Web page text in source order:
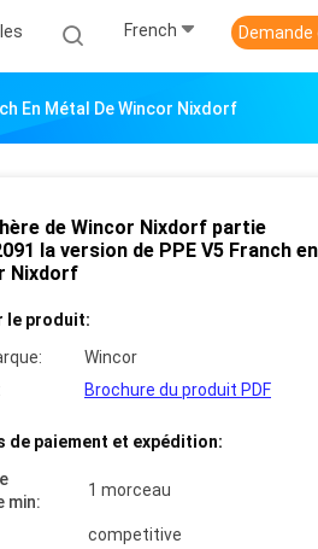
French
En Métal De Wincor Nixdorf
de Wincor Nixdorf partie
la version de PPE V5 Franch
Nixdorf
le produit:
Wincor
Brochure du produit PDF
de paiement et expédition:
min:
1 morceau
competitive